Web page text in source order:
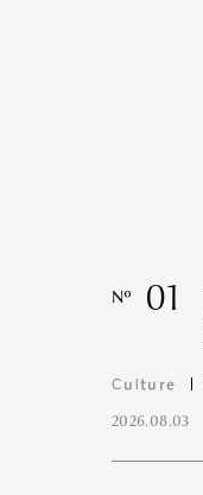
Nº 01
Culture
2026.08.03